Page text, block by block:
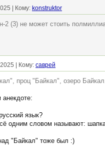
| Кому: konstruktor
2 (3) не может стоить
| Кому: саврей
проц "Байкал", озеро
анекдоте:
язык?
одним словом называют:
"Байкал" тоже был :)